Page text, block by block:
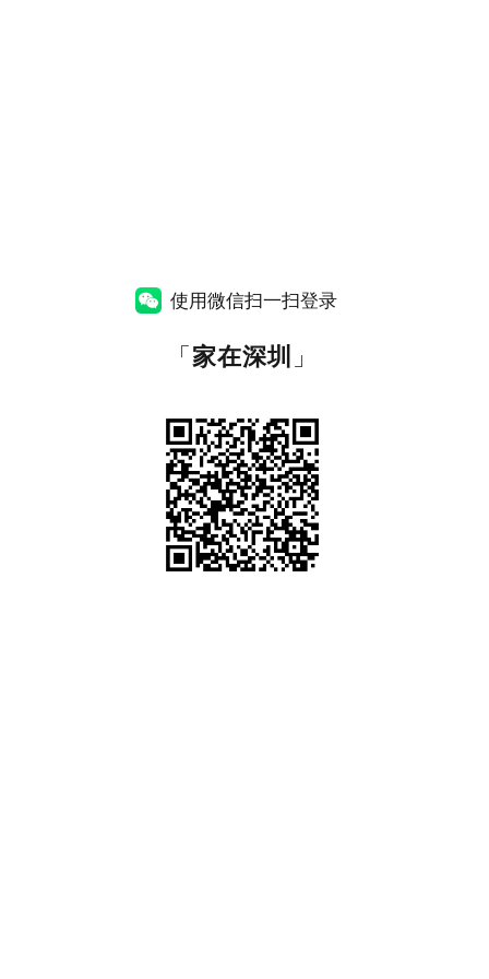
使用微信扫一扫登录
「家在深圳 」